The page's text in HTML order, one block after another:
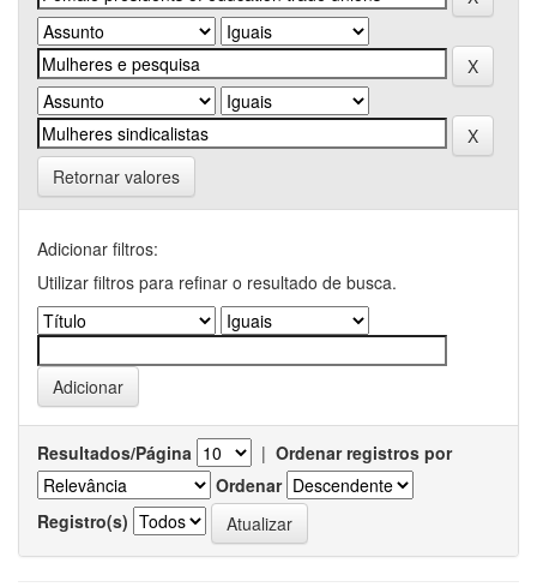
Retornar valores
Adicionar filtros:
Utilizar filtros para refinar o resultado de busca.
Resultados/Página | Ordenar registros por
Ordenar
Registro(s)